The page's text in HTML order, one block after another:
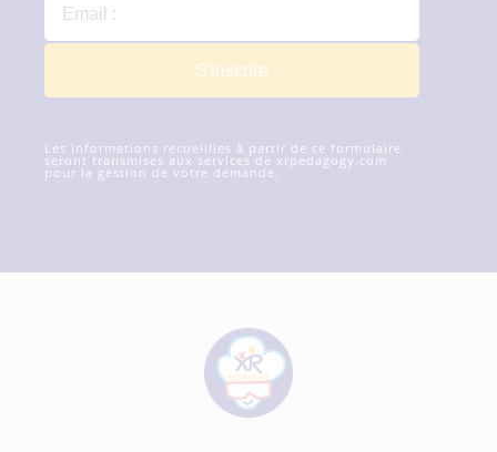
S'inscrire
Les informations recueillies à partir de ce formulaire
seront transmises aux services de xrpedagogy.com
pour la gestion de votre demande. En savoir plus sur
la gestion de vos données et de vos droits